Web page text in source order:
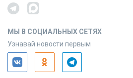
МЫ В СОЦИАЛЬНЫХ СЕТЯХ
Узнавай новости первым